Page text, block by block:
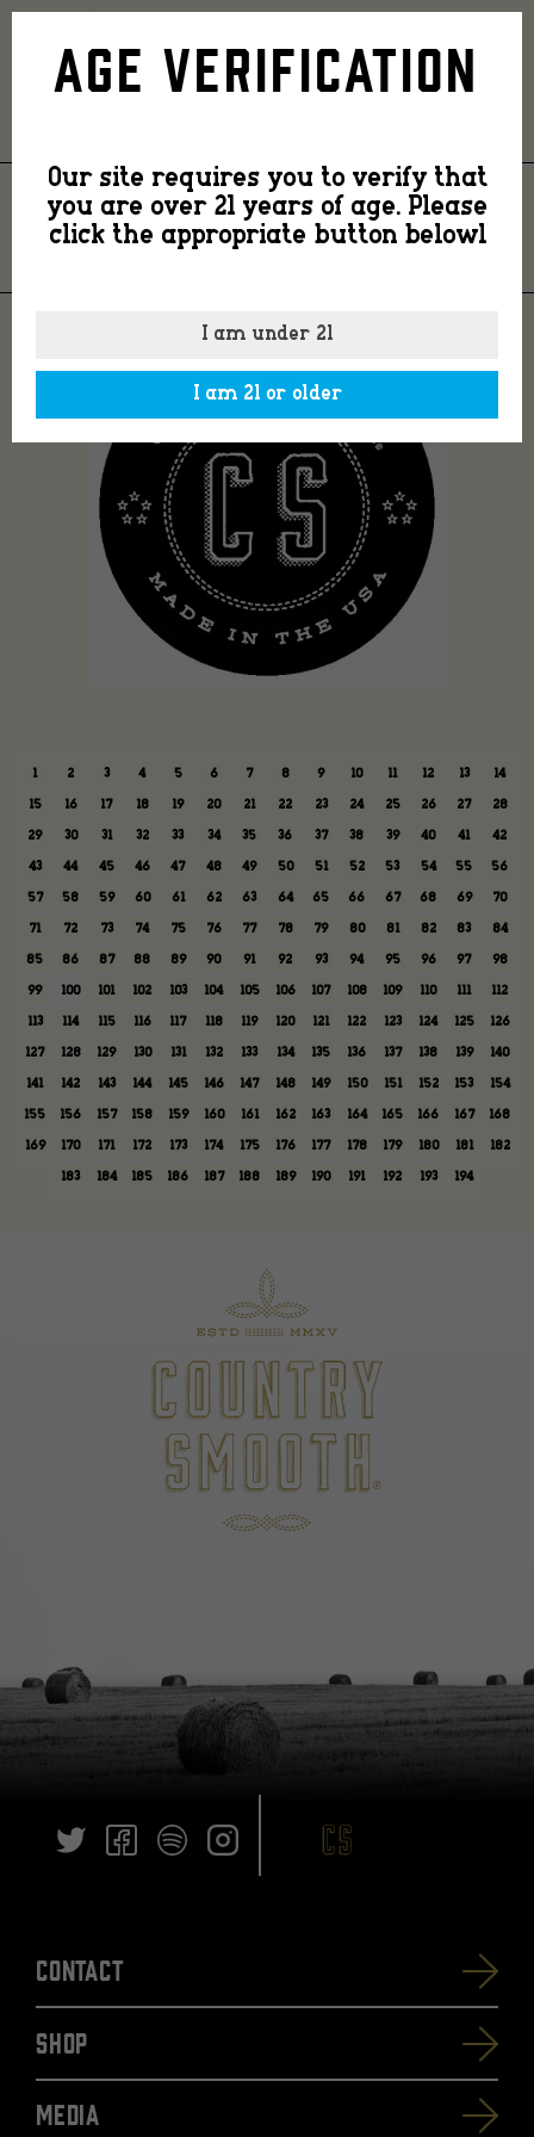
2020
Cork
Top
2020 CS CORK TOP
1 2 3 4 5 6 7 8 9 10 11 12 13 14
15 16 17 18 19 20 21 22 23 24 25 26 27 28
29 30 31 32 33 34 35 36 37 38 39 40 41 42
43 44 45 46 47 48 49 50 51 52 53 54 55 56
57 58 59 60 61 62 63 64 65 66 67 68 69 70
71 72 73 74 75 76 77 78 79 80 81 82 83 84
85 86 87 88 89 90 91 92 93 94 95 96 97 98
99 100 101 102 103 104 105 106 107 108 109 110 111 112
113 114 115 116 117 118 119 120 121 122 123 124 125 126
127 128 129 130 131 132 133 134 135 136 137 138 139 140
141 142 143 144 145 146 147 148 149 150 151 152 153 154
155 156 157 158 159 160 161 162 163 164 165 166 167 168
169 170 171 172 173 174 175 176 177 178 179 180 181 182
183 184 185 186 187 188 189 190 191 192 193 194
Contact
SHOP
Media
Age Verification
Our site requires you to verify that
you are over 21 years of age. Please
click the appropriate button belowl
I am under 21
I am 21 or older